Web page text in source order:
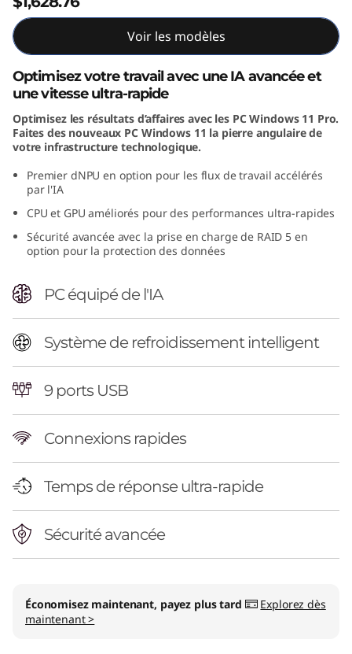
n
e
o
e
Voir les modèles
Optimisez votre travail avec une IA avancée et
une vitesse ultra-rapide
Optimisez les résultats d’affaires avec les PC Windows 11 Pro.
Faites des nouveaux PC Windows 11 la pierre angulaire de
votre infrastructure technologique.
Premier dNPU en option pour les flux de travail accélérés
par l'IA
CPU et GPU améliorés pour des performances ultra-rapides
Sécurité avancée avec la prise en charge de RAID 5 en
option pour la protection des données
PC équipé de l'IA
Système de refroidissement intelligent
9 ports USB
Connexions rapides
Temps de réponse ultra-rapide
Sécurité avancée
Économisez maintenant, payez plus tard
Explorez dès
maintenant >